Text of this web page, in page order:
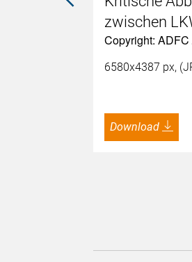
zwischen
Copyright: ADFC
6580x4387 px,
Download